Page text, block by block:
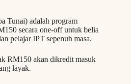
Tunai) adalah program
secara one-off untuk belia
pelajar IPT sepenuh masa.
RM150 akan dikredit masuk
layak.